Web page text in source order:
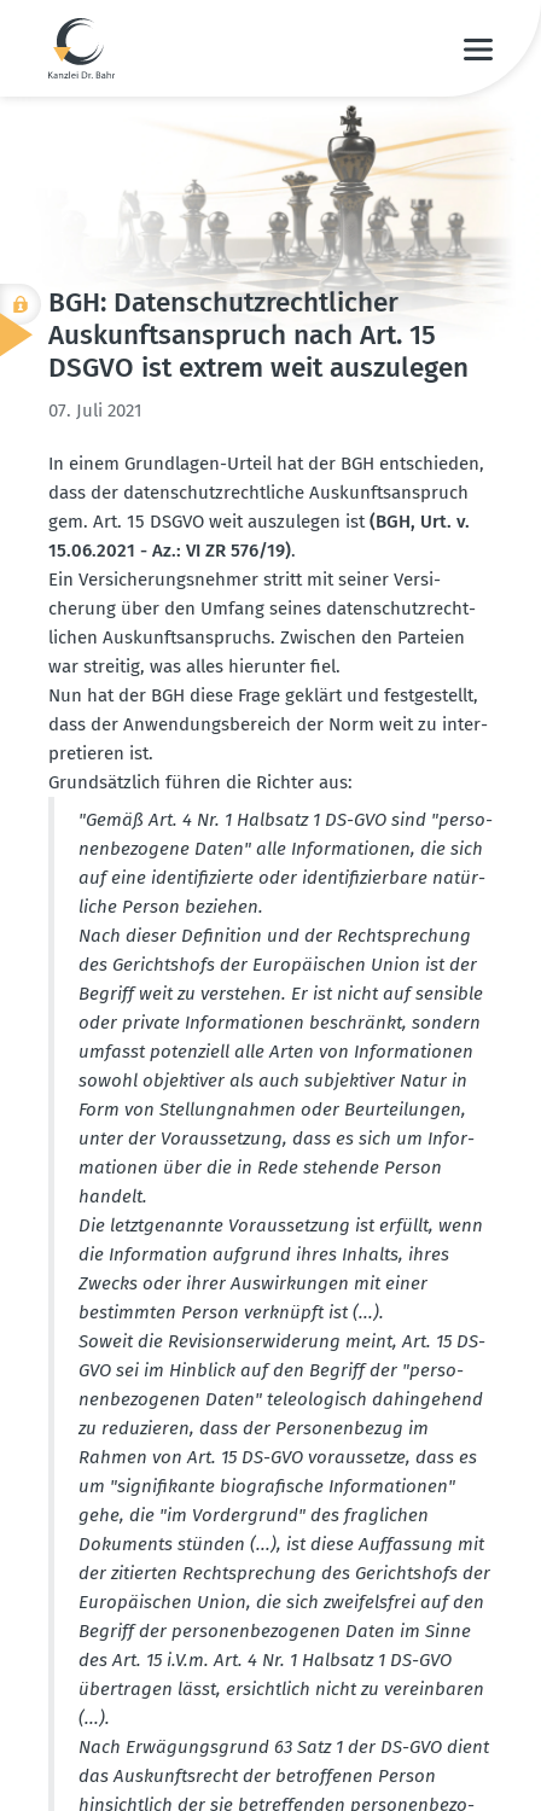
BGH: Daten­schutz­recht­licher
Auskunfts­an­spruch nach Art. 15
DSGVO ist extrem weit auszu­legen
07. Juli 2021
In einem Grund­lagen-Urteil hat der BGH entschieden,
dass der daten­schutz­recht­liche Auskunfts­an­spruch
gem. Art. 15 DSGVO weit auszu­legen ist(BGH, Urt. v.
15.06.2021 - Az.: VI ZR 576/19).
Ein Versi­che­rungs­nehmer stritt mit seiner Versi­
cherung über den Umfang seines daten­schutz­recht­
lichen Auskunfts­an­spruchs. Zwischen den Parteien
war streitig, was alles hierunter fiel.
Nun hat der BGH diese Frage geklärt und festge­stellt,
dass der Anwen­dungs­be­reich der Norm weit zu inter­
pre­tieren ist.
Grund­sätzlich führen die Richter aus:
"Gemäß Art. 4 Nr. 1 Halbsatz 1 DS-GVO sind "perso­
nen­be­zogene Daten" alle Infor­ma­tionen, die sich
auf eine identi­fi­zierte oder identi­fi­zierbare natür­
liche Person beziehen.
Nach dieser Definition und der Recht­spre­chung
des Gerichtshofs der Europäi­schen Union ist der
Begriff weit zu verstehen. Er ist nicht auf sensible
oder private Infor­ma­tionen beschränkt, sondern
umfasst poten­ziell alle Arten von Infor­ma­tionen
sowohl objek­tiver als auch subjek­tiver Natur in
Form von Stellung­nahmen oder Beurtei­lungen,
unter der Voraus­setzung, dass es sich um Infor­
ma­tionen über die in Rede stehende Person
handelt.
Die letzt­ge­nannte Voraus­setzung ist erfüllt, wenn
die Infor­mation aufgrund ihres Inhalts, ihres
Zwecks oder ihrer Auswir­kungen mit einer
bestimmten Person verknüpft ist (...).
Soweit die Revisi­ons­er­wi­derung meint, Art. 15 DS-
GVO sei im Hinblick auf den Begriff der "perso­
nen­be­zo­genen Daten" teleo­lo­gisch dahin­gehend
zu reduzieren, dass der Perso­nen­bezug im
Rahmen von Art. 15 DS-GVO voraus­setze, dass es
um "signi­fi­kante biogra­fische Infor­ma­tionen"
gehe, die "im Vorder­grund" des fraglichen
Dokuments stünden (...), ist diese Auffassung mit
der zitierten Recht­spre­chung des Gerichtshofs der
Europäi­schen Union, die sich zweifelsfrei auf den
Begriff der perso­nen­be­zo­genen Daten im Sinne
des Art. 15 i.V.m. Art. 4 Nr. 1 Halbsatz 1 DS-GVO
übertragen lässt, ersichtlich nicht zu verein­baren
(...).
Nach Erwägungs­grund 63 Satz 1 der DS-GVO dient
das Auskunfts­recht der betrof­fenen Person
hinsichtlich der sie betref­fenden perso­nen­be­zo­